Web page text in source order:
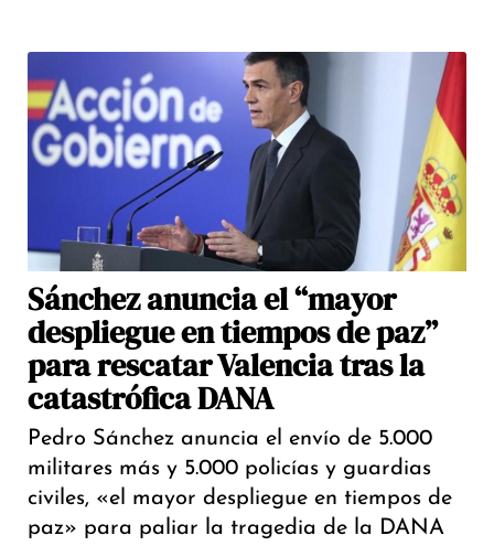
Sánchez anuncia el “mayor
despliegue en tiempos de paz”
para rescatar Valencia tras la
catastrófica DANA
Pedro Sánchez anuncia el envío de 5.000
militares más y 5.000 policías y guardias
civiles, «el mayor despliegue en tiempos de
paz» para paliar la tragedia de la DANA